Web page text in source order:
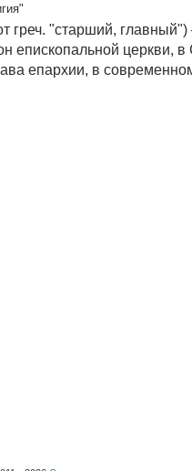
"старший, главный")
епископальной церкви,
епархии, в